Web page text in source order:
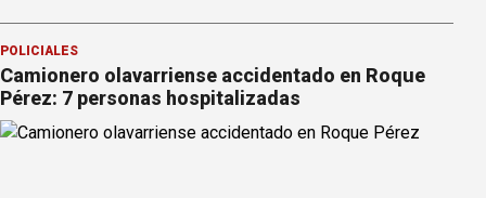
POLICIALES
Camionero olavarriense accidentado en Roque
Pérez: 7 personas hospitalizadas